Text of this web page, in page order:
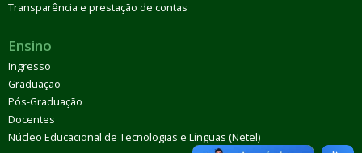
Transparência e prestação de contas
Ensino
Ingresso
Graduação
Pós-Graduação
Docentes
Núcleo Educacional de Tecnologias e Línguas (Netel)